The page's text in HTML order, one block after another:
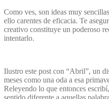
Como ves, son ideas muy
ello carentes de eficacia. Te
creativo constituye un poderoso
intentarlo.
Ilustro este post con “Abril”, un
meses como una oda a esa
Releyendo lo que entonces
sentido diferente a aquellas